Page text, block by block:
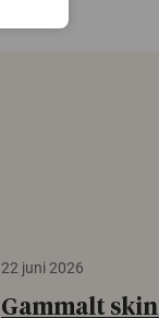
22 juni 2026
Gammalt